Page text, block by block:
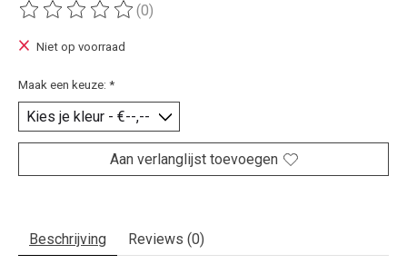
De beoordeling van dit product is
(0)
Niet op voorraad
Maak een keuze: *
Aan verlanglijst toevoegen
Beschrijving Reviews (0)